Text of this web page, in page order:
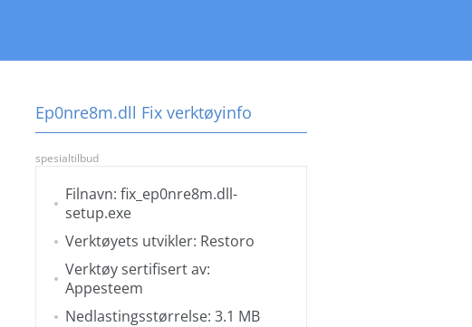
Ep0nre8m.dll Fix verktøyinfo
spesialtilbud
Filnavn: fix_ep0nre8m.dll-
setup.exe
Verktøyets utvikler: Restoro
Verktøy sertifisert av:
Appesteem
Nedlastingsstørrelse: 3.1 MB